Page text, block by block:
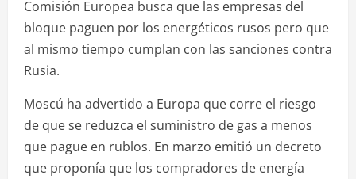
Comisión Europea busca que las empresas del
bloque paguen por los energéticos rusos pero que
al mismo tiempo cumplan con las sanciones contra
Rusia.
Moscú ha advertido a Europa que corre el riesgo
de que se reduzca el suministro de gas a menos
que pague en rublos. En marzo emitió un decreto
que proponía que los compradores de energía